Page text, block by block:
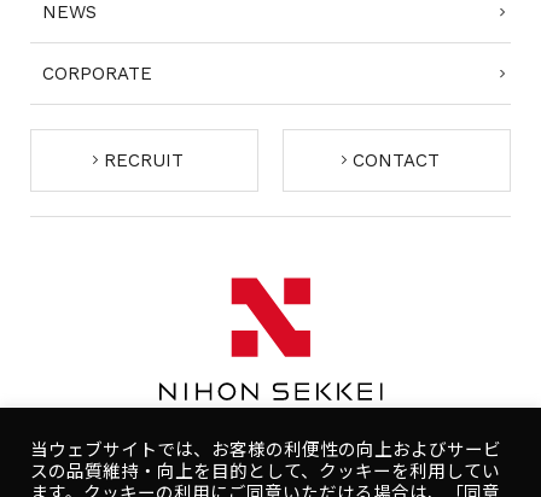
NEWS
CORPORATE
RECRUIT CONTACT
当ウェブサイトでは、お客様の利便性の向上およびサービ
スの品質維持・向上を目的として、クッキーを利用してい
ます。クッキーの利用にご同意いただける場合は、「同意